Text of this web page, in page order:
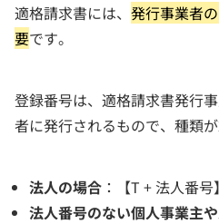
適格請求書には、 発行事業者
要です。
登録番号は、適格請求書発行
者に発行されるもので、種類が
法人の場合 ：【T + 法人番号】
法人番号のない個人事業主